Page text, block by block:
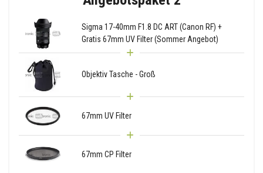
Sigma 17-40mm F1.8 DC ART (Canon RF) +
Gratis 67mm UV Filter (Sommer Angebot)
Objektiv Tasche - Groß
67mm UV Filter
67mm CP Filter